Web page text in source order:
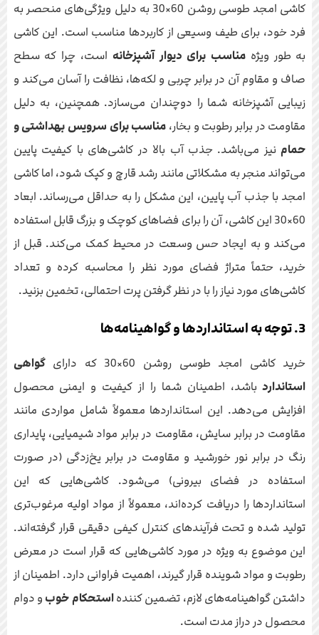
کاشی امجد طوسی روشن 60×30 به دلیل ویژگی‌های منحصر به
فرد خود، برای طیف وسیعی از کاربردها مناسب است. این کاشی
به طور ویژه مناسب برای دیوار آشپزخانه است، چرا که سطح
صاف و مقاوم آن در برابر چربی و لکه‌ها، نظافت را آسان می‌کند و
زیبایی آشپزخانه شما را دوچندان می‌سازد. همچنین، به دلیل
مقاومت در برابر رطوبت و بخار، مناسب برای سرویس بهداشتی و
حمام نیز می‌باشد. جذب آب بالا در کاشی‌های با کیفیت پایین
می‌تواند منجر به مشکلاتی مانند رشد قارچ و کپک شود، اما کاشی
امجد با جذب آب پایین، این مشکل را به حداقل می‌رساند. ابعاد
60×30 این کاشی، آن را برای فضاهای کوچک و بزرگ قابل استفاده
می‌کند و به ایجاد حس وسعت در محیط کمک می‌کند. قبل از
خرید، حتماً متراژ فضای مورد نظر را محاسبه کرده و تعداد
کاشی‌های مورد نیاز را با در نظر گرفتن پرت احتمالی، تخمین بزنید.
3. توجه به استانداردها و گواهینامه‌ها
خرید کاشی امجد طوسی روشن 60×30 که دارای
گواهی
استانداردباشد، اطمینان شما را از کیفیت و ایمنی محصول
افزایش می‌دهد. این استانداردها معمولاً شامل مواردی مانند
مقاومت در برابر سایش، مقاومت در برابر مواد شیمیایی، پایداری
رنگ در برابر نور خورشید و مقاومت در برابر یخ‌زدگی (در صورت
استفاده در فضای بیرونی) می‌شود. کاشی‌هایی که این
استانداردها را دریافت کرده‌اند، معمولاً از مواد اولیه مرغوب‌تری
تولید شده و تحت فرآیندهای کنترل کیفی دقیقی قرار گرفته‌اند.
این موضوع به ویژه در مورد کاشی‌هایی که قرار است در معرض
رطوبت و مواد شوینده قرار گیرند، اهمیت فراوانی دارد. اطمینان از
داشتن گواهینامه‌های لازم، تضمین کنندهاستحکام خوب و دوام
محصول در دراز مدت است.